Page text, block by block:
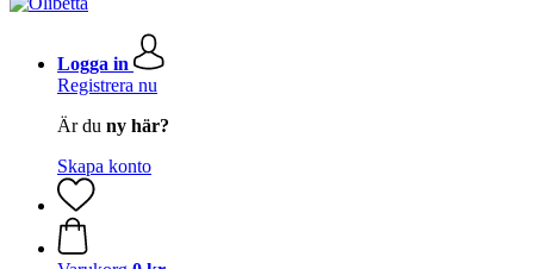
Logga in
Registrera nu
Är du ny här?
Skapa konto